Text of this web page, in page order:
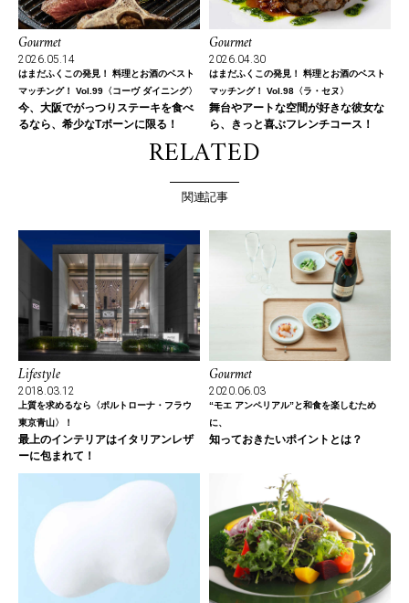
Gourmet
2026.05.14
はまだふくこの発見！ 料理とお酒のベスト
マッチング！ Vol.99〈コーヴ ダイニング〉
今、大阪でがっつりステーキを食べ
るなら、希少なTボーンに限る！
Gourmet
2026.04.30
はまだふくこの発見！ 料理とお酒のベスト
マッチング！ Vol.98〈ラ・セヌ〉
舞台やアートな空間が好きな彼女な
ら、きっと喜ぶフレンチコース！
RELATED
関連記事
Lifestyle
2018.03.12
上質を求めるなら〈ポルトローナ・フラウ
東京青山〉！
最上のインテリアはイタリアンレザ
ーに包まれて！
Gourmet
2020.06.03
“モエ アンペリアル”と和食を楽しむため
に、
知っておきたいポイントとは？